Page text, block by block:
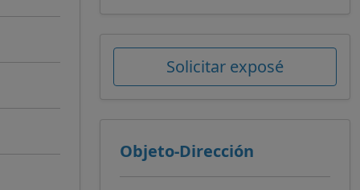
Solicitar exposé
Objeto-Dirección